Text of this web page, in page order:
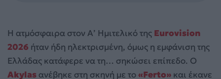
Η ατμόσφαιρα στον Α’ Ημιτελικό της Eurovision
2026 ήταν ήδη ηλεκτρισμένη, όμως η εμφάνιση της
Ελλάδας κατάφερε να τη… σηκώσει επίπεδο. Ο
Akylas ανέβηκε στη σκηνή με το«Ferto» και έκανε